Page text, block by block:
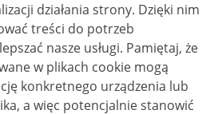
strony. Dzięki nim
treści do potrzeb
usługi. Pamiętaj, że
w plikach cookie mogą
konkretnego urządzenia lub
a więc potencjalnie stanowić